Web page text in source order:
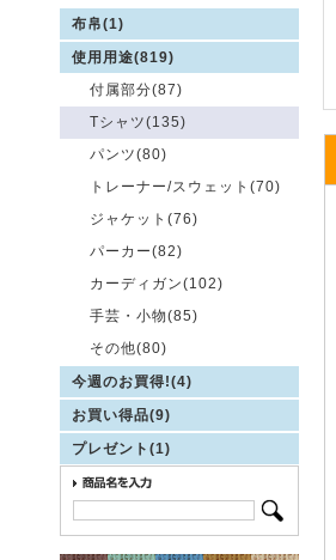
布帛(1)
使用用途(819)
付属部分(87)
Tシャツ(135)
パンツ(80)
トレーナー/スウェット(70)
ジャケット(76)
パーカー(82)
カーディガン(102)
手芸・小物(85)
その他(80)
今週のお買得!(4)
お買い得品(9)
プレゼント(1)